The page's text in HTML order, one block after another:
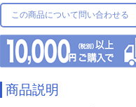
この商品について問い合わせる
商品説明